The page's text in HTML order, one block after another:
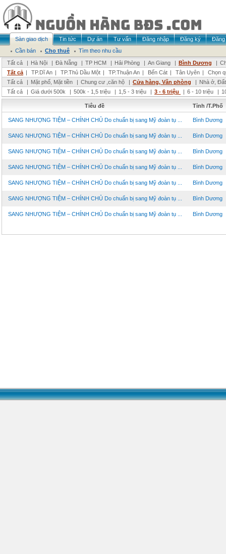
Sàn giao dịch Tin tức Dự án Tư vấn Đăng nhập Đăng ký
Đăng
Cần bán
Cho thuê
Tìm theo nhu cầu
Tất cả
| Hà Nội | Đà Nẵng | TP HCM | Hải Phòng | An Giang | Bình Dương |
Tất cả | TP.Dĩ An | TP.Thủ Dầu Một | TP.Thuận An | Bến Cát | Tân Uyên |
Chọn
Tất cả
| Mặt phố, Mặt tiền | Chung cư ,căn hộ | Cửa hàng, Văn phòng | Nhà ở,
Tất cả
| Giá dưới 500k | 500k - 1,5 triệu | 1,5 - 3 triệu | 3 - 6 triệu | 6 - 10 triệu |
Tiêu đề Tỉnh /T.Phố
SANG NHƯỢNG TIỆM – CHÍNH CHỦ Do chuẩn bị sang Mỹ đoàn tụ ... Bình Dương
SANG NHƯỢNG TIỆM – CHÍNH CHỦ Do chuẩn bị sang Mỹ đoàn tụ ... Bình Dương
SANG NHƯỢNG TIỆM – CHÍNH CHỦ Do chuẩn bị sang Mỹ đoàn tụ ... Bình Dương
SANG NHƯỢNG TIỆM – CHÍNH CHỦ Do chuẩn bị sang Mỹ đoàn tụ ... Bình Dương
SANG NHƯỢNG TIỆM – CHÍNH CHỦ Do chuẩn bị sang Mỹ đoàn tụ ... Bình Dương
SANG NHƯỢNG TIỆM – CHÍNH CHỦ Do chuẩn bị sang Mỹ đoàn tụ ... Bình Dương
SANG NHƯỢNG TIỆM – CHÍNH CHỦ Do chuẩn bị sang Mỹ đoàn tụ ... Bình Dương